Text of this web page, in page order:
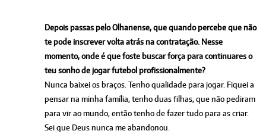
Depois passas pelo Olhanense, que quando percebe que não
te pode inscrever volta atrás na contratação. Nesse
momento, onde é que foste buscar força para continuares o
teu sonho de jogar futebol profissionalmente?
Nunca baixei os braços. Tenho qualidade para jogar. Fiquei a
pensar na minha família, tenho duas filhas, que não pediram
para vir ao mundo, então tenho de fazer tudo para as criar.
Sei que Deus nunca me abandonou.